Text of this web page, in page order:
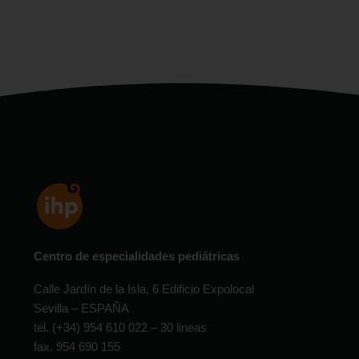
Centro de especialidades pediátricas
Calle Jardín de la Isla, 6 Edificio Expolocal
Sevilla – ESPAÑA
tel. (+34) 954 610 022 – 30 lineas
fax. 954 690 155